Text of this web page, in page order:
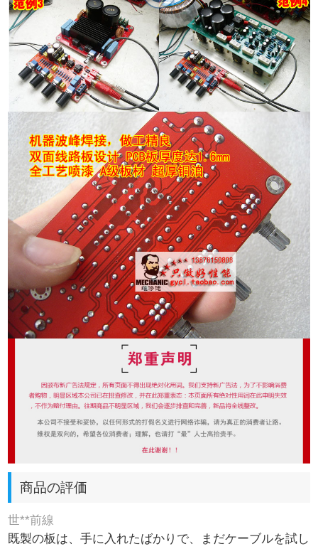
商品の評価
世**前線
既製の板は、手に入れたばかりで、まだケーブルを試し